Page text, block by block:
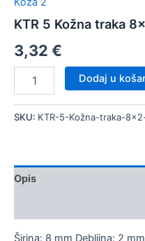
KTR 5 Kožna traka
3,32 €
traka
Dodaj u
SKU: KTR-5-Kožna-traka-
Opis
Širina: 8 mm Debljina: 2